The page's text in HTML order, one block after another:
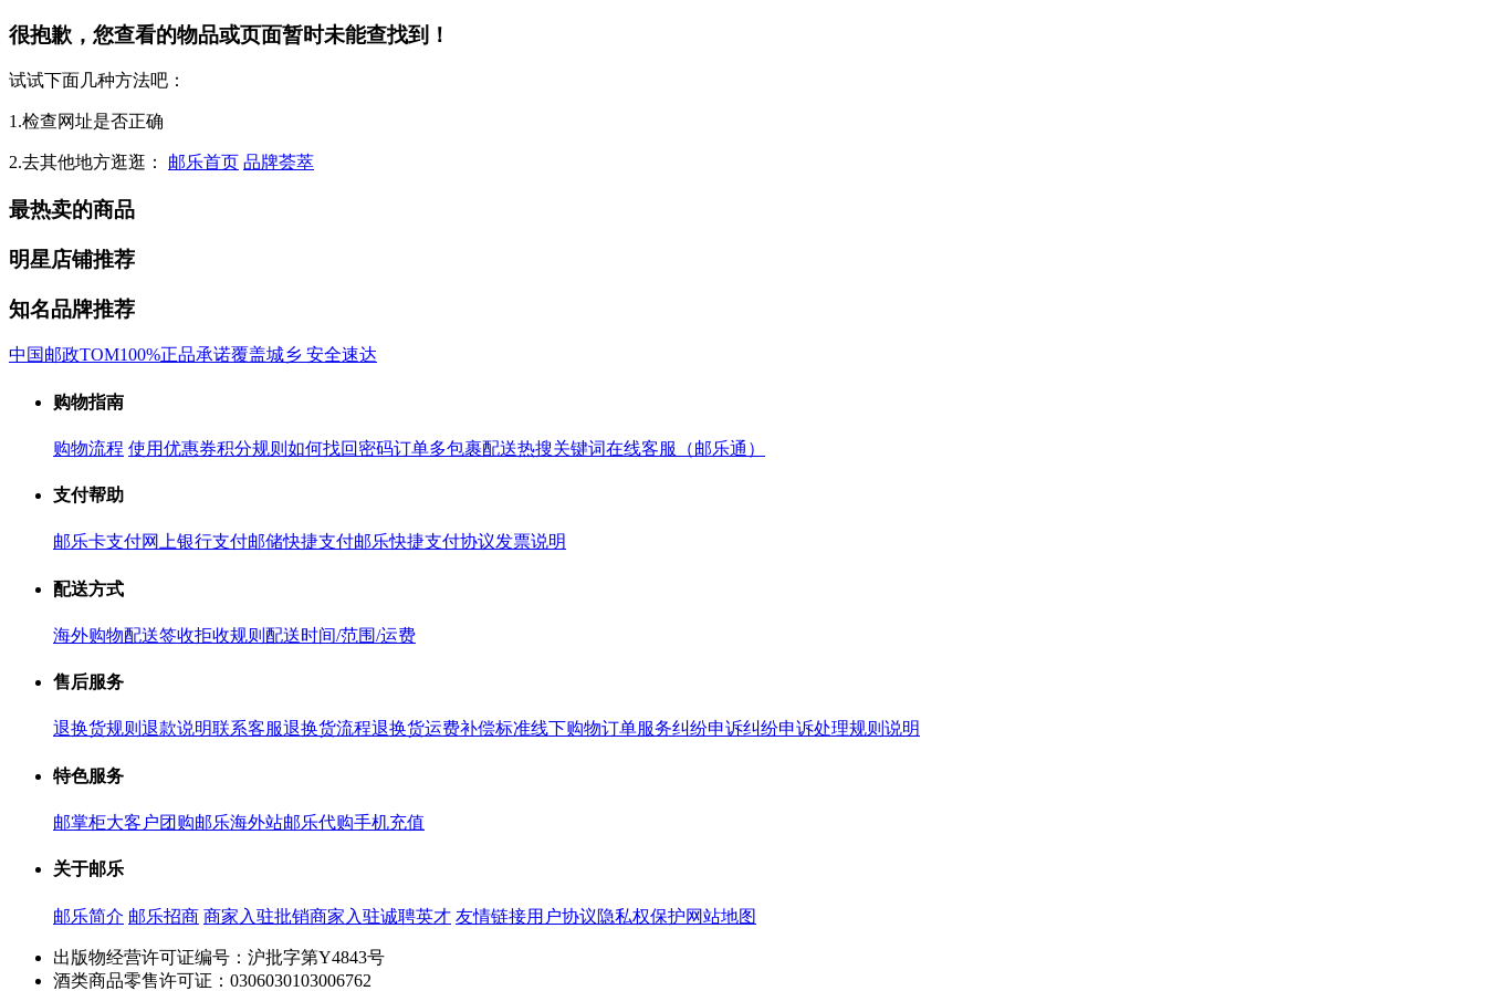
很抱歉，您查看的物品或页面暂时未能查找到！
试试下面几种方法吧：
1.检查网址是否正确
2.去其他地方逛逛： 邮乐首页 品牌荟萃
最热卖的商品
明星店铺推荐
知名品牌推荐
中国邮政TOM100%正品承诺覆盖城乡 安全速达
购物指南
购物流程 使用优惠券积分规则 如何找回密码订单多包裹配送热搜关键词在线客服（邮乐通）
支付帮助
邮乐卡支付网上银行支付邮储快捷支付邮乐快捷支付协议发票说明
配送方式
海外购物配送签收拒收规则 配送时间/范围/运费
售后服务
退换货规则 退款说明联系客服退换货流程退换货运费补偿标准线下购物订单服务纠纷申诉纠纷申诉处理规则说明
特色服务
邮掌柜大客户团购邮乐海外站邮乐代购手机充值
关于邮乐
邮乐简介 邮乐招商 商家入驻批销商家入驻诚聘英才 友情链接用户协议隐私权保护网站地图
出版物经营许可证编号：沪批字第Y4843号
酒类商品零售许可证：0306030103006762